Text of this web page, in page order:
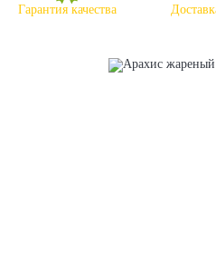
Гарантия качества